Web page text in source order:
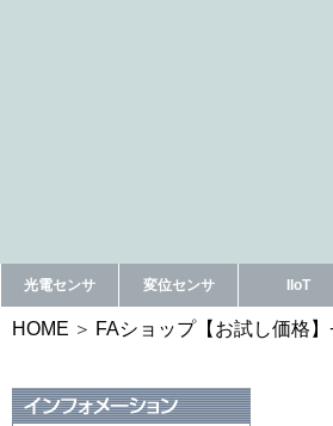
光電センサ 変位センサ IIoT
HOME FAショップ【お試し価格